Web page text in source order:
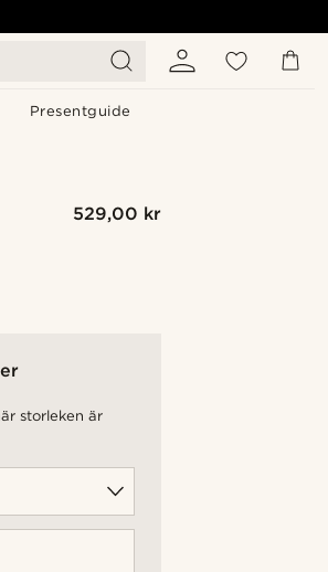
Presentguide
529,00 kr
storleken är